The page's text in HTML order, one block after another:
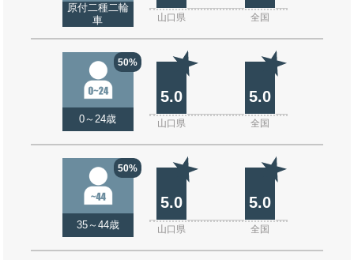
原付二種二輪
車
山口県 全国
50%
0～24歳
5.0 5.0
山口県 全国
50%
35～44歳
5.0 5.0
山口県 全国